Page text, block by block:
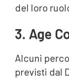
del loro
3. Age
Alcuni
previsti dal